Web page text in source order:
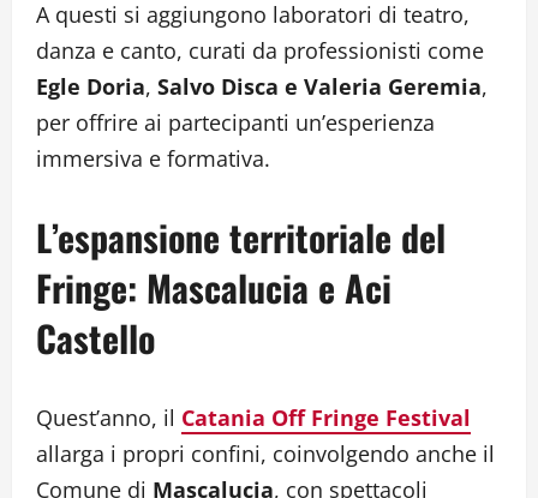
A questi si aggiungono laboratori di teatro,
danza e canto, curati da professionisti come
Egle Doria, Salvo Disca e Valeria Geremia,
per offrire ai partecipanti un’esperienza
immersiva e formativa.
L’espansione territoriale del
Fringe: Mascalucia e Aci
Castello
Quest’anno, il Catania Off Fringe Festival
allarga i propri confini, coinvolgendo anche il
Comune di Mascalucia, con spettacoli